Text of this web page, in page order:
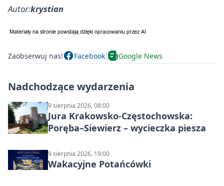
Autor:krystian
Zaobserwuj nas! Facebook Google News
Nadchodzące wydarzenia
9 sierpnia 2026, 08:00
Jura Krakowsko-Częstochowska:
Poręba–Siewierz – wycieczka piesza
9 sierpnia 2026, 19:00
Wakacyjne Potańcówki